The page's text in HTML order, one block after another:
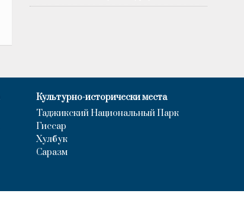
Культурно-исторически места
Таджикский Национальный Парк
Гиссар
Хулбук
Саразм